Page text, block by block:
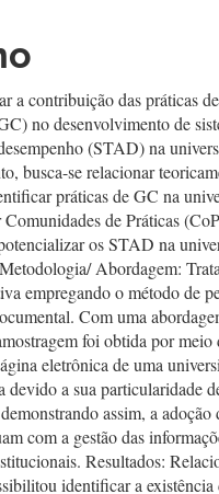
a contribuição das práticas
no desenvolvimento de
(STAD) na
busca-se relacionar
práticas de GC na
de Práticas
os STAD na
Abordagem:
empregando o método de
Com uma
foi obtida por meio
eletrônica de uma
devido a sua particularidade
assim, a adoção
com a gestão das
Resultados:
identificar a existência